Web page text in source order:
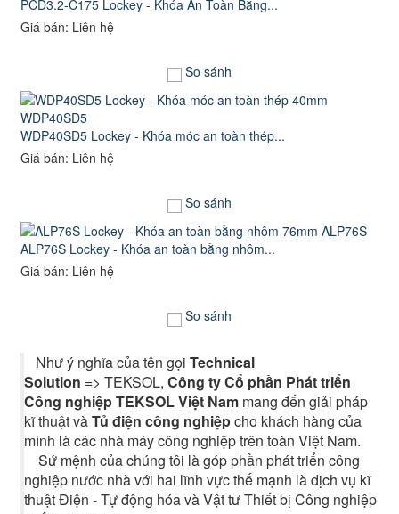
PCD3.2-C175 Lockey - Khóa An Toàn Bằng...
Giá bán: Liên hệ
So sánh
WDP40SD5 Lockey - Khóa móc an toàn thép...
Giá bán: Liên hệ
So sánh
ALP76S Lockey - Khóa an toàn bằng nhôm...
Giá bán: Liên hệ
So sánh
Như ý nghĩa của tên gọiTechnical
Solution => TEKSOL,Công ty Cổ phần Phát triển
Công nghiệp TEKSOL Việt Nam mang đến giải pháp
kĩ thuật vàTủ điện công nghiệpcho khách hàng của
mình là các nhà máy công nghiệp trên toàn Việt Nam.
Sứ mệnh của chúng tôi là góp phần phát triển công
nghiệp nước nhà với hai lĩnh vực thế mạnh là dịch vụ kĩ
thuật Điện - Tự động hóa và Vật tư Thiết bị Công nghiệp